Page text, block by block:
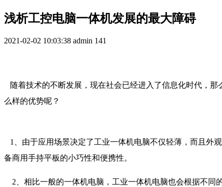
浅析工控电脑一体机发展的最大障碍
2021-02-02 10:03:38 admin 141
随着技术的不断发展，现在社会已经进入了信息化时代，
么样的优势呢？
1、由于应用场景决定了工业一体机电脑不仅轻薄，而且外
备商用手持平板的小巧性和便携性。
2、相比一般的一体机电脑，工业一体机电脑也会根据不同